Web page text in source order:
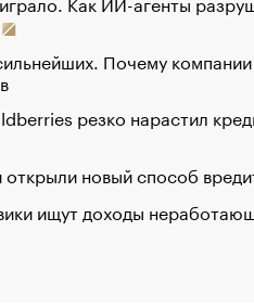
Почему
резко нарастил
открыли новый способ
ищут доходы